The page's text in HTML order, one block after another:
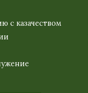
с казачеством